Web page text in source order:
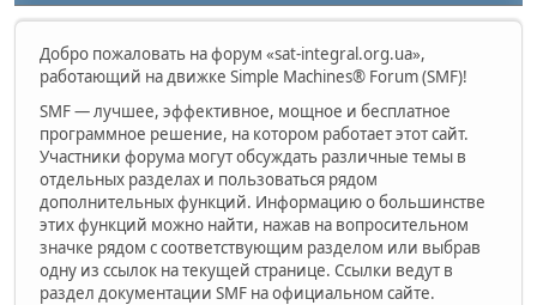
Добро пожаловать на форум «sat-integral.org.ua»,
работающий на движке Simple Machines® Forum (SMF)!
SMF — лучшее, эффективное, мощное и бесплатное
программное решение, на котором работает этот сайт.
Участники форума могут обсуждать различные темы в
отдельных разделах и пользоваться рядом
дополнительных функций. Информацию о большинстве
этих функций можно найти, нажав на вопросительном
значке рядом с соответствующим разделом или выбрав
одну из ссылок на текущей странице. Ссылки ведут в
раздел документации SMF на официальном сайте.